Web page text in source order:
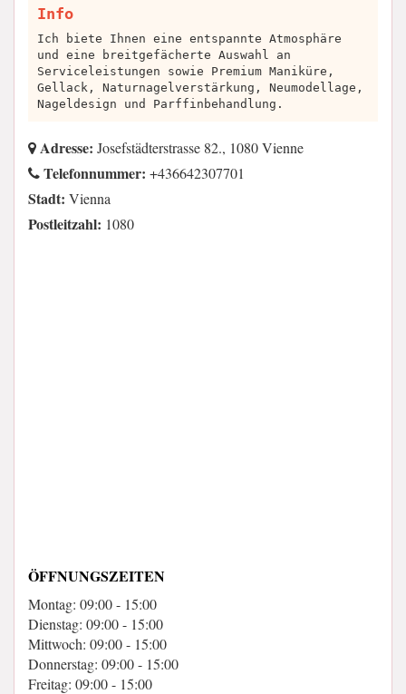
Info
Ich biete Ihnen eine entspannte Atmosphäre
und eine breitgefächerte Auswahl an
Serviceleistungen sowie Premium Maniküre,
Gellack, Naturnagelverstärkung, Neumodellage,
Nageldesign und Parffinbehandlung.
Adresse: Josefstädterstrasse 82., 1080 Vienne
Telefonnummer: +436642307701
Stadt: Vienna
Postleitzahl: 1080
ÖFFNUNGSZEITEN
Montag: 09:00 - 15:00
Dienstag: 09:00 - 15:00
Mittwoch: 09:00 - 15:00
Donnerstag: 09:00 - 15:00
Freitag: 09:00 - 15:00